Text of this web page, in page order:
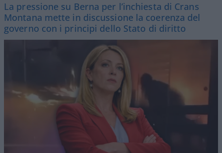
La pressione su Berna per l’inchiesta di Crans
Montana mette in discussione la coerenza del
governo con i principi dello Stato di diritto